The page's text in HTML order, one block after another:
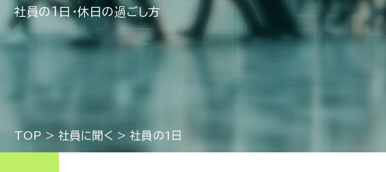
社員の1日・休日の過ごし方
TOP > 社員に聞く >社員の1日